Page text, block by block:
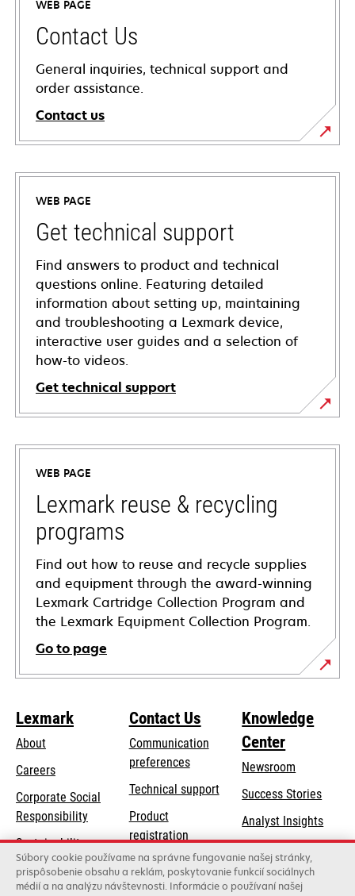
WEB PAGE
Contact Us
General inquiries, technical support and
order assistance.
Contact us
WEB PAGE
Get technical support
Find answers to product and technical
questions online. Featuring detailed
information about setting up, maintaining
and troubleshooting a Lexmark device,
interactive user guides and a selection of
how-to videos.
Get technical support
opens
in
new
tab
WEB PAGE
Lexmark reuse & recycling
programs
Find out how to reuse and recycle supplies
and equipment through the award-winning
Lexmark Cartridge Collection Program and
the Lexmark Equipment Collection Program.
Go to page
Lexmark
About
Careers
Corporate Social
Responsibilityopens
a
new
tab
Sustainability
Lexmark Partners
Contact Us
Communication
preferences
Technical supportopens
new
tab
Product
registration
Find a dealer
List of wholesalers
Knowledge
Center
Newsroom
Success Stories
Analyst Insights
Súbory cookie používame na správne fungovanie našej stránky,
prispôsobenie obsahu a reklám, poskytovanie funkcií sociálnych
médií a na analýzu návštevnosti. Informácie o používaní našej